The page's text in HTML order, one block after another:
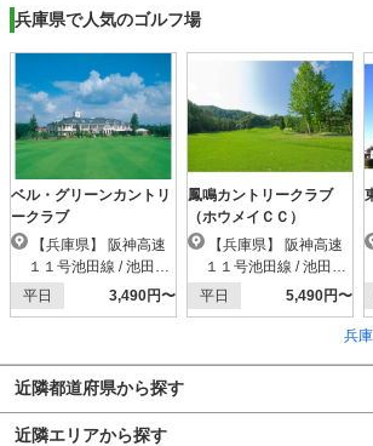
兵庫県で人気のゴルフ場
ベル・グリーンカントリ
ークラブ
１１号池田線 / 池田木
部IC
平日 3,490円〜
鳳鳴カントリークラブ
（ホウメイＣＣ）
１１号池田線 / 池田木
部IC
平日 5,490円〜
兵
近隣都道府県から探す
近隣エリアから探す